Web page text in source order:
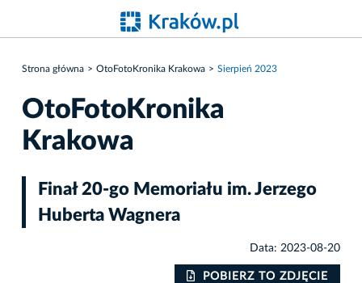
Strona główna OtoFotoKronika Krakowa Sierpień 2023
OtoFotoKronika
Krakowa
Finał 20-go Memoriału im. Jerzego
Huberta Wagnera
Data: 2023-08-20
POBIERZ TO ZDJĘCIE